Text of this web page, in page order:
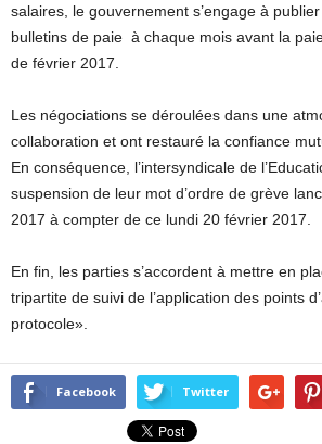
salaires, le gouvernement s’engage à
bulletins de paie à chaque mois avant la
de février 2017.
Les négociations se déroulées dans une
collaboration et ont restauré la confiance
En conséquence, l’intersyndicale de
suspension de leur mot d’ordre de grève
2017 à compter de ce lundi 20 février 2017.
En fin, les parties s’accordent à mettre en
tripartite de suivi de l’application des points
protocole».
Facebook Twitter